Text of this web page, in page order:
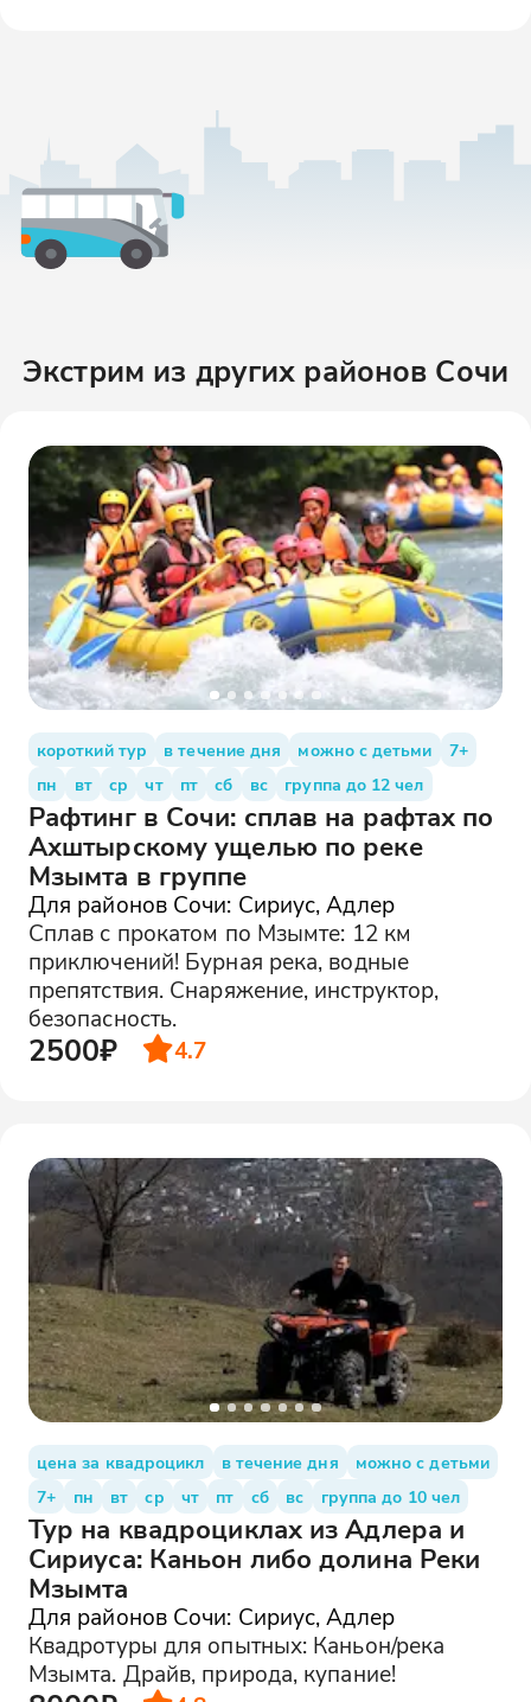
Экстрим из других районов Сочи
короткий тур в течение дня можно с детьми
7+
пн
вт ср чт пт сб вс группа до 12 чел
Рафтинг в Сочи: сплав на рафтах по
Ахштырскому ущелью по реке
Мзымта в группе
Для районов Сочи: Сириус, Адлер
Сплав с прокатом по Мзымте: 12 км
приключений! Бурная река, водные
препятствия. Снаряжение, инструктор,
безопасность.
2500₽ 4.7
цена за квадроцикл в течение дня
можно с детьми
7+
пн вт ср чт пт сб вс группа до 10 чел
Тур на квадроциклах из Адлера и
Сириуса: Каньон либо долина Реки
Мзымта
Для районов Сочи: Сириус, Адлер
Квадротуры для опытных: Каньон/река
Мзымта. Драйв, природа, купание!